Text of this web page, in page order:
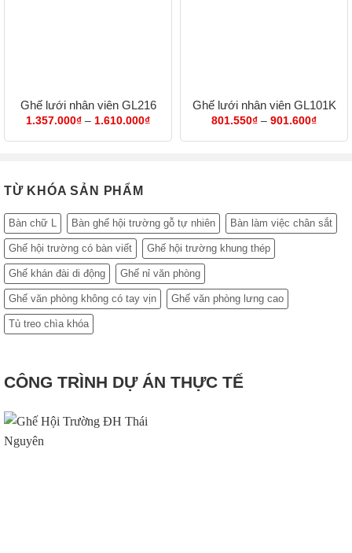
Ghế lưới nhân viên GL216
1.357.000₫ – 1.610.000₫Khoảng
từ
Ghế lưới nhân viên GL101K
801.550₫ – 901.600₫
từ
TỪ KHÓA SẢN PHẨM
Bàn chữ L Bàn ghế hội trường gỗ tự nhiên Bàn làm việc chân sắt
Ghế hội trường có bàn viết Ghế hội trường khung thép
Ghế khán đài di động Ghế nỉ văn phòng
Ghế văn phòng không có tay vịn Ghế văn phòng lưng cao
Tủ treo chìa khóa
CÔNG TRÌNH DỰ ÁN THỰC TẾ